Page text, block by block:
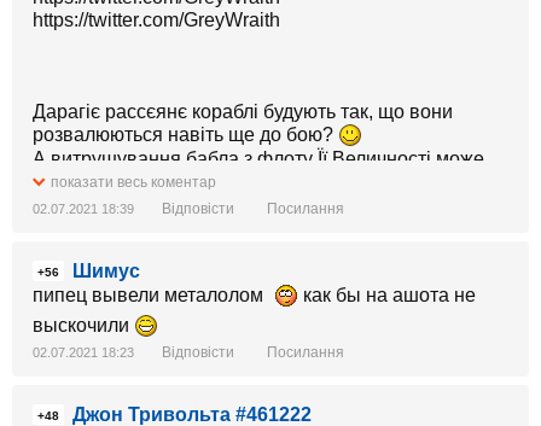
https://twitter.com/GreyWraith
Дарагіє рассєянє кораблі будують так, що вони
розвалюються навіть ще до бою?
А витрушування бабла з флоту Її Величності може
закінчитися тим, що ті привезуть його своїм ходом,
як в 1855 році.
показати весь коментар
02.07.2021 18:39 Відповісти Посилання
+56
Шимус
пипец вывели металолом
как бы на ашота не
выскочили
02.07.2021 18:23 Відповісти Посилання
+48 Джон Тривольта #461222